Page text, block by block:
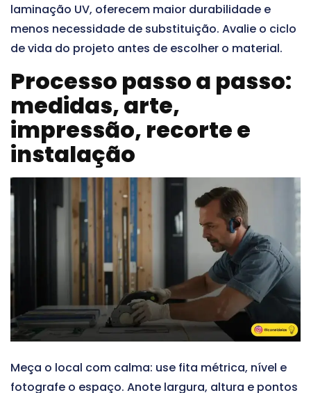
laminação UV, oferecem maior durabilidade e
menos necessidade de substituição. Avalie o ciclo
de vida do projeto antes de escolher o material.
Processo passo a passo:
medidas, arte,
impressão, recorte e
instalação
Meça o local com calma: use fita métrica, nível e
fotografe o espaço. Anote largura, altura e pontos